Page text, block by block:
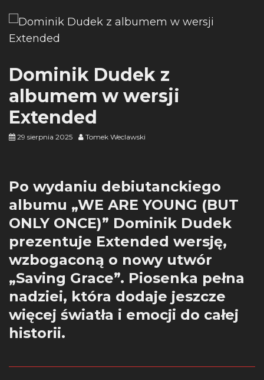
Dominik Dudek z
albumem w wersji
Extended
29 sierpnia 2025 Tomek Weclawski
Po wydaniu debiutanckiego
albumu „WE ARE YOUNG (BUT
ONLY ONCE)” Dominik Dudek
prezentuje Extended wersję,
wzbogaconą o nowy utwór
„Saving Grace”. Piosenka pełna
nadziei, która dodaje jeszcze
więcej światła i emocji do całej
historii.